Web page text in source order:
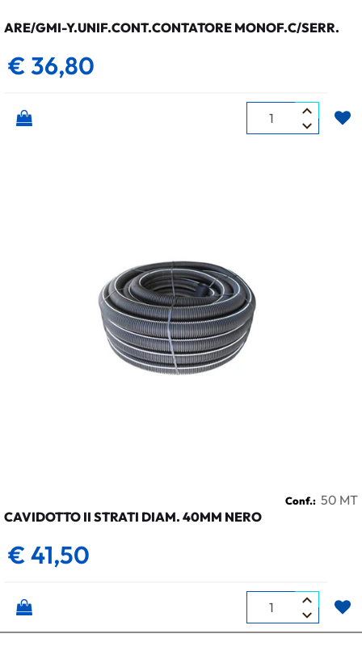
ARE/GMI-Y.UNIF.CONT.CONTATORE MONOF.C/SERR.
€ 36,80
Quantità
Conf.: 50 MT
CAVIDOTTO II STRATI DIAM. 40MM NERO
€ 41,50
Quantità